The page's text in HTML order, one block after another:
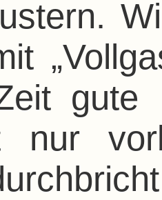
gute